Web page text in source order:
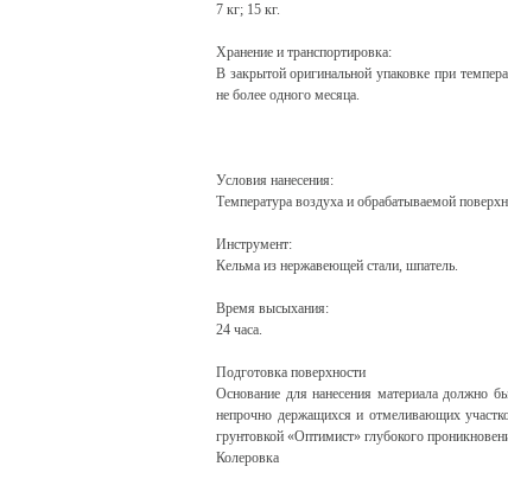
7 кг; 15 кг.
Хранение и транспортировка:
В закрытой оригинальной упаковке при
не более одного месяца.
Условия нанесения:
Температура воздуха и обрабатываемой
Инструмент:
Кельма из нержавеющей стали, шпатель.
Время высыхания:
24 часа.
Подготовка поверхности
Основание для нанесения материала должно
непрочно держащихся и отмеливающих
грунтовкой «Оптимист» глубокого
Колеровка